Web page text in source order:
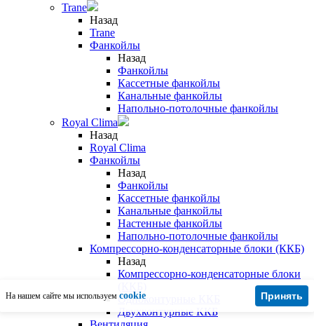
Trane
Назад
Trane
Фанкойлы
Назад
Фанкойлы
Кассетные фанкойлы
Канальные фанкойлы
Напольно-потолочные фанкойлы
Royal Clima
Назад
Royal Clima
Фанкойлы
Назад
Фанкойлы
Кассетные фанкойлы
Канальные фанкойлы
Настенные фанкойлы
Напольно-потолочные фанкойлы
Компрессорно-конденсаторные блоки (ККБ)
Назад
Компрессорно-конденсаторные блоки
Одноконтурные ККБ
Двухконтурные ККБ
На нашем сайте мы используем cookie Принять